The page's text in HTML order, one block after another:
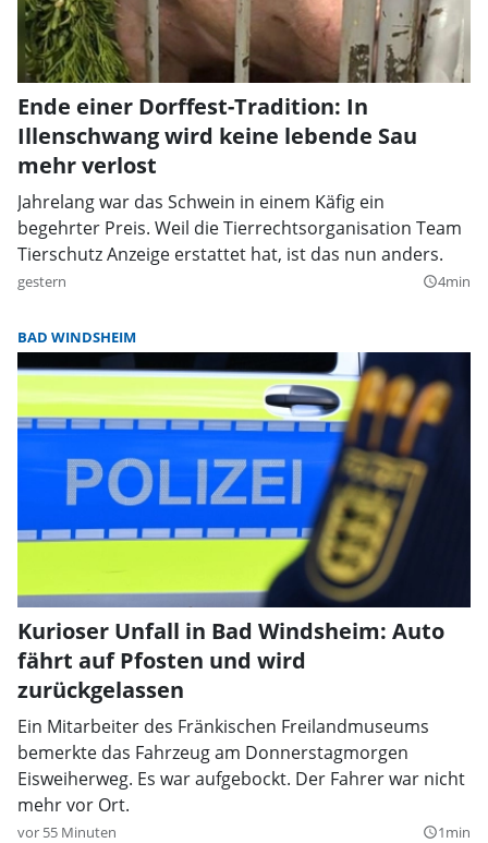
Ende einer Dorffest-Tradition: In
Illenschwang wird keine lebende Sau
mehr verlost
Jahrelang war das Schwein in einem Käfig ein
begehrter Preis. Weil die Tierrechtsorganisation Team
Tierschutz Anzeige erstattet hat, ist das nun anders.
gestern query_builder4min
BAD WINDSHEIM
Kurioser Unfall in Bad Windsheim: Auto
fährt auf Pfosten und wird
zurückgelassen
Ein Mitarbeiter des Fränkischen Freilandmuseums
bemerkte das Fahrzeug am Donnerstagmorgen
Eisweiherweg. Es war aufgebockt. Der Fahrer war nicht
mehr vor Ort.
vor 55 Minuten query_builder1min